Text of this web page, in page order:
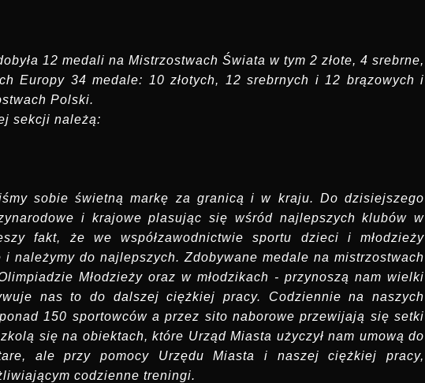
12 medali na Mistrzostwach Świata w tym 2 złote, 4 srebrne,
Europy 34 medale: 10 złotych, 12 srebrnych i 12 brązowych i
Polski.
sekcji należą:
sobie świetną markę za granicą i w kraju. Do dzisiejszego
i krajowe plasując się wśród najlepszych klubów w
fakt, że we współzawodnictwie sportu dzieci i młodzieży
należymy do najlepszych. Zdobywane medale na mistrzostwach
Młodzieży oraz w młodzikach - przynoszą nam wielki
nas to do dalszej ciężkiej pracy. Codziennie na naszych
150 sportowców a przez sito naborowe przewijają się setki
się na obiektach, które Urząd Miasta użyczył nam umową do
ale przy pomocy Urzędu Miasta i naszej ciężkiej pracy,
codzienne treningi.